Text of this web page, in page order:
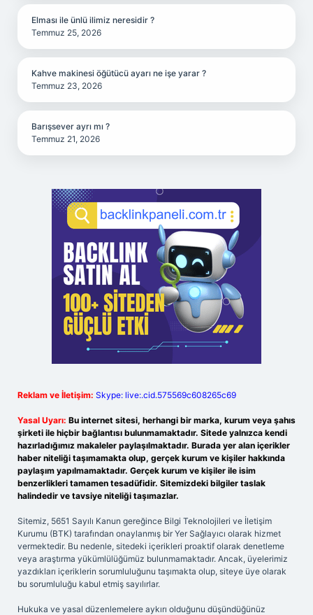
Elması ile ünlü ilimiz neresidir ?
Temmuz 25, 2026
Kahve makinesi öğütücü ayarı ne işe yarar ?
Temmuz 23, 2026
Barışsever ayrı mı ?
Temmuz 21, 2026
Reklam ve İletişim: Skype: live:.cid.575569c608265c69
Yasal Uyarı: Bu internet sitesi, herhangi bir marka, kurum veya şahıs
şirketi ile hiçbir bağlantısı bulunmamaktadır. Sitede yalnızca kendi
hazırladığımız makaleler paylaşılmaktadır. Burada yer alan içerikler
haber niteliği taşımamakta olup, gerçek kurum ve kişiler hakkında
paylaşım yapılmamaktadır. Gerçek kurum ve kişiler ile isim
benzerlikleri tamamen tesadüfidir. Sitemizdeki bilgiler taslak
halindedir ve tavsiye niteliği taşımazlar.
Sitemiz, 5651 Sayılı Kanun gereğince Bilgi Teknolojileri ve İletişim
Kurumu (BTK) tarafından onaylanmış bir Yer Sağlayıcı olarak hizmet
vermektedir. Bu nedenle, sitedeki içerikleri proaktif olarak denetleme
veya araştırma yükümlülüğümüz bulunmamaktadır. Ancak, üyelerimiz
yazdıkları içeriklerin sorumluluğunu taşımakta olup, siteye üye olarak
bu sorumluluğu kabul etmiş sayılırlar.
Hukuka ve yasal düzenlemelere aykırı olduğunu düşündüğünüz